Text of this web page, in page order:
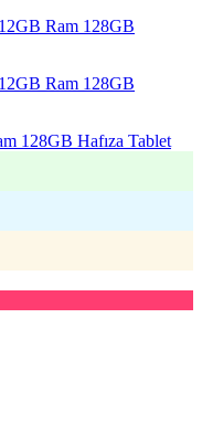
128GB Hafıza Tablet